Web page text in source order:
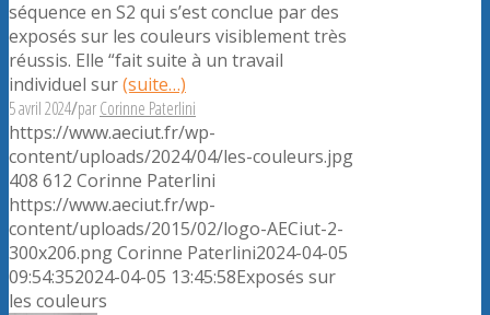
séquence en S2 qui s’est conclue par des
exposés sur les couleurs visiblement très
réussis. Elle “fait suite à un travail
individuel sur(suite…)
5 avril 2024/parCorinne Paterlini
https://www.aeciut.fr/wp-
content/uploads/2024/04/les-couleurs.jpg
408 612 Corinne Paterlini
https://www.aeciut.fr/wp-
content/uploads/2015/02/logo-AECiut-2-
300x206.pngCorinne Paterlini2024-04-05
09:54:352024-04-05 13:45:58Exposés sur
les couleurs